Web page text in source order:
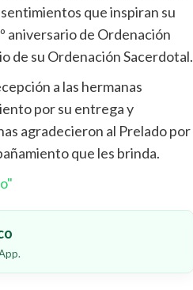
que inspiran su
aniversario de Ordenación
de su Ordenación Sacerdotal.
a las hermanas
por su entrega y
agradecieron al Prelado por
que les brinda.